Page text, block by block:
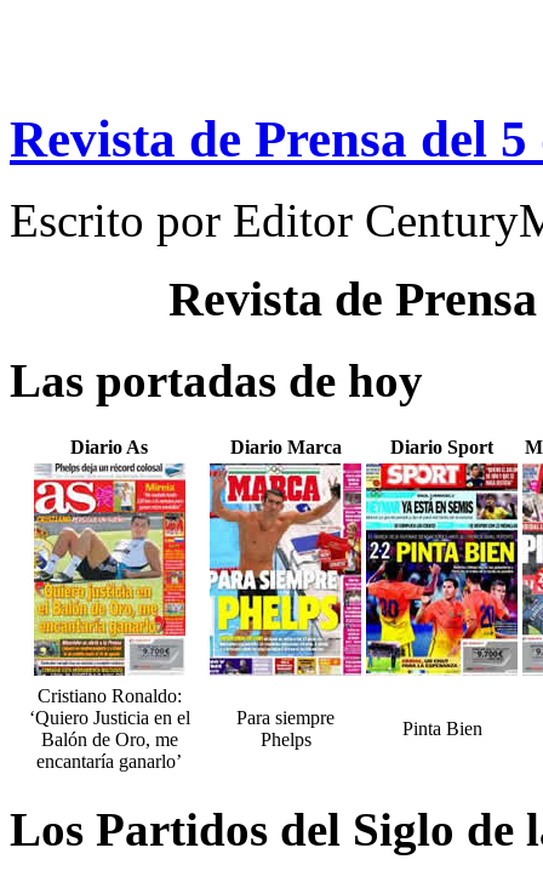
Revista de Prensa del
Escrito por Editor
Revista de
Las portadas de hoy
Diario As Diario Marca Diario Sport
Cristiano Ronaldo:
‘Quiero Justicia en el
Balón de Oro, me
encantaría ganarlo’
Para siempre
Phelps
Pinta Bien
Los Partidos del Siglo de